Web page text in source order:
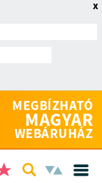
x
MEGBÍZHATÓ
MAGYAR
WEBÁRUHÁZ